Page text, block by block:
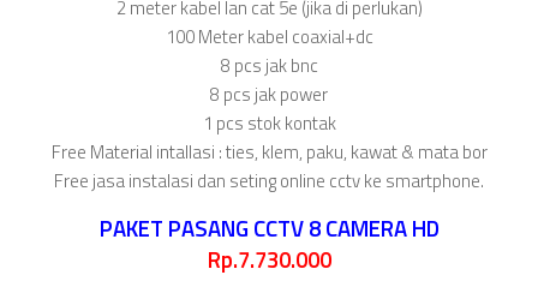
2 meter kabel lan cat 5e (jika di perlukan)
100 Meter kabel coaxial+dc
8 pcs jak bnc
8 pcs jak power
1 pcs stok kontak
Free Material intallasi : ties, klem, paku, kawat & mata bor
Free jasa instalasi dan seting online cctv ke smartphone.
PAKET PASANG CCTV 8 CAMERA HD
Rp.7.730.000